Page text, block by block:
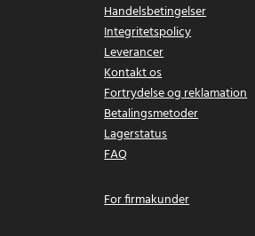
Handelsbetingelser
Integritetspolicy
Leverancer
Kontakt os
Fortrydelse og reklamation
Betalingsmetoder
Lagerstatus
FAQ
For firmakunder